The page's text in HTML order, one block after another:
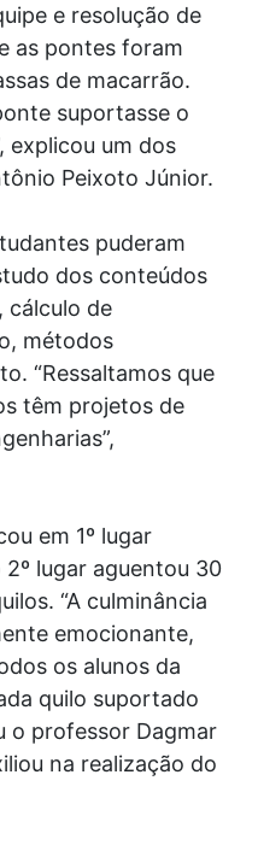
e resolução de
as pontes foram
de macarrão.
suportasse o
explicou um dos
Peixoto Júnior.
puderam
dos conteúdos
cálculo de
métodos
“Ressaltamos que
têm projetos de
em 1º lugar
lugar aguentou 30
“A culminância
emocionante,
os alunos da
quilo suportado
o professor Dagmar
na realização do